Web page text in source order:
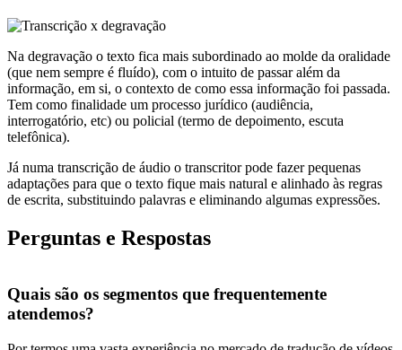
Na degravação o texto fica mais subordinado ao molde da oralidade
(que nem sempre é fluído), com o intuito de passar além da
informação, em si, o contexto de como essa informação foi passada.
Tem como finalidade um processo jurídico (audiência,
interrogatório, etc) ou policial (termo de depoimento, escuta
telefônica).
Já numa transcrição de áudio o transcritor pode fazer pequenas
adaptações para que o texto fique mais natural e alinhado às regras
de escrita, substituindo palavras e eliminando algumas expressões.
Perguntas e Respostas
Quais são os segmentos que frequentemente
atendemos?